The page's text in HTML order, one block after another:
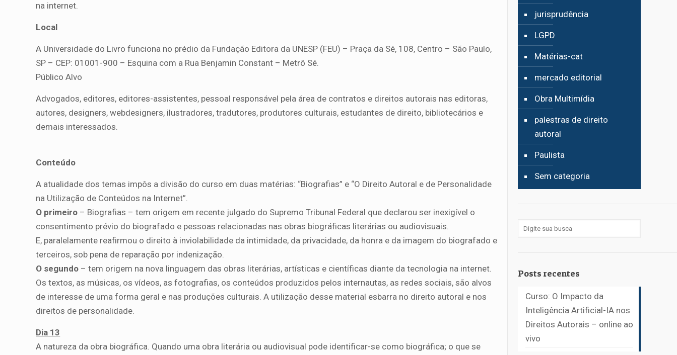
na internet.
Local
A Universidade do Livro funciona no prédio da Fundação Editora da UNESP (FEU) – Praça da Sé, 108, Centro – São Paulo,
SP – CEP: 01001-900 – Esquina com a Rua Benjamin Constant – Metrô Sé.
Público Alvo
Advogados, editores, editores-assistentes, pessoal responsável pela área de contratos e direitos autorais nas editoras,
autores, designers, webdesigners, ilustradores, tradutores, produtores culturais, estudantes de direito, bibliotecários e
demais interessados.
Conteúdo
A atualidade dos temas impôs a divisão do curso em duas matérias: “Biografias” e “O Direito Autoral e de Personalidade
na Utilização de Conteúdos na Internet”.
O primeiro – Biografias – tem origem em recente julgado do Supremo Tribunal Federal que declarou ser inexigível o
consentimento prévio do biografado e pessoas relacionadas nas obras biográficas literárias ou audiovisuais.
E, paralelamente reafirmou o direito à inviolabilidade da intimidade, da privacidade, da honra e da imagem do biografado e
terceiros, sob pena de reparação por indenização.
O segundo – tem origem na nova linguagem das obras literárias, artísticas e científicas diante da tecnologia na internet.
Os textos, as músicas, os vídeos, as fotografias, os conteúdos produzidos pelos internautas, as redes sociais, são alvos
de interesse de uma forma geral e nas produções culturais. A utilização desse material esbarra no direito autoral e nos
direitos de personalidade.
Dia 13
A natureza da obra biográfica. Quando uma obra literária ou audiovisual pode identificar-se como biográfica; o que se
jurisprudência
LGPD
Matérias-cat
mercado editorial
Obra Multimídia
palestras de direito
autoral
Paulista
Sem categoria
Posts recentes
Curso: O Impacto da
Inteligência Artificial-IA nos
Direitos Autorais – online ao
vivo